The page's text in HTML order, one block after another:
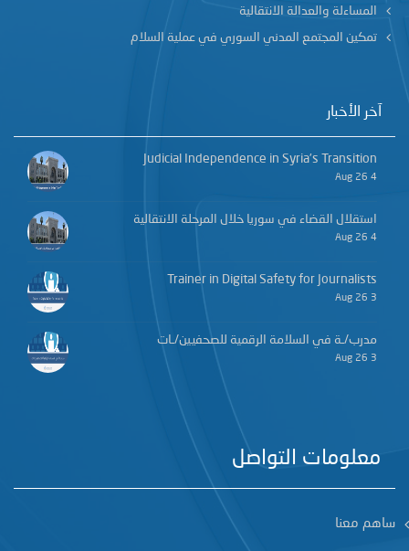
المساءلة والعدالة الانتقالية
تمكين المجتمع المدني السوري في عملية السلام
آخر الأخبار
Judicial Independence in Syria’s Transition
4 Aug 26
استقلال القضاء في سوريا خلال المرحلة الانتقالية
4 Aug 26
Trainer in Digital Safety for Journalists
3 Aug 26
مدرب/ـة في السلامة الرقمية للصحفيين/ـات
3 Aug 26
معلومات التواصل
ساهم معنا